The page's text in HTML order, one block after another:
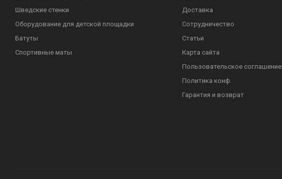
Шведские стенки
Оборудование для детской площадки
Батуты
Спортивные маты
Доставка
Сотрудничество
Статьи
Карта сайта
Пользовательское соглашение
Политика конф.
Гарантия и возврат